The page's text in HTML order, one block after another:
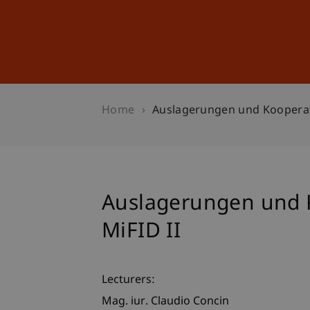
Home Auslagerungen und
Auslagerungen
MiFID II
Lecturers:
Mag. iur. Claudio Concin